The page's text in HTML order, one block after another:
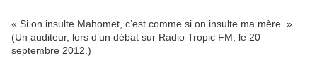
« Si on insulte Mahomet, c’est comme si on insulte ma mère. »
(Un auditeur, lors d’un débat sur Radio Tropic FM, le 20
septembre 2012.)